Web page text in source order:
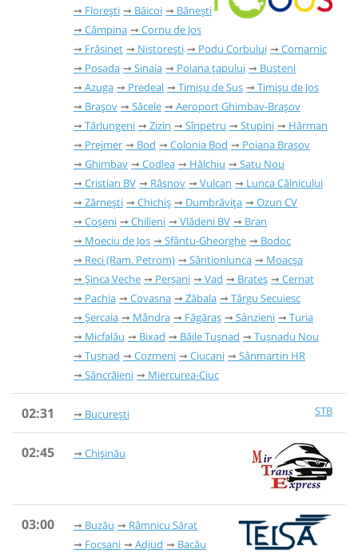
Florești
Băicoi
Bănești
Câmpina
Cornu de Jos
Frăsinet
Nistorești Podu Corbului
Comarnic
Posada
Sinaia Poiana țapului
Bușteni
Azuga
Predeal Timișu de Sus
Timișu de Jos
Brașov
Săcele
Aeroport Ghimbav-Brașov
Tărlungeni
Zizin Sînpetru Stupini
Hărman
Prejmer
Bod Colonia Bod
Poiana Brașov
Ghimbav
Codlea Hălchiu
Satu Nou
Cristian BV
Râşnov Vulcan
Lunca Câlnicului
Zărnești
Chichiș Dumbrăvița
Ozun CV
Coșeni
Chilieni Vlădeni BV
Bran
Moeciu de Jos
Sfântu-Gheorghe
Bodoc
Reci (Ram. Petrom)
Sântionlunca
Moacșa
Șinca Veche
Perșani Vad Brateș
Cernat
Pachia
Covasna Zăbala
Târgu Secuiesc
Șercaia
Mândra Făgăraș Sânzieni
Turia
Micfalău
Bixad Băile Tușnad
Tușnadu Nou
Tușnad
Cozmeni Ciucani
Sânmartin HR
Sâncrăieni
Miercurea-Ciuc
02:31 STB
București
02:45 Chișinău
03:00 Buzău
Râmnicu Sărat
Focșani
Adjud
Bacău